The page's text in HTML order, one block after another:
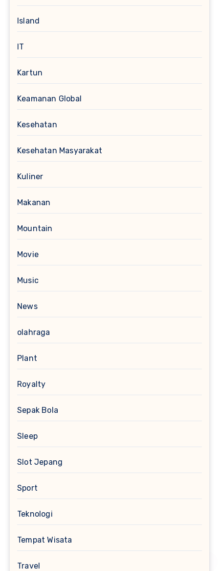
Island
IT
Kartun
Keamanan Global
Kesehatan
Kesehatan Masyarakat
Kuliner
Makanan
Mountain
Movie
Music
News
olahraga
Plant
Royalty
Sepak Bola
Sleep
Slot Jepang
Sport
Teknologi
Tempat Wisata
Travel